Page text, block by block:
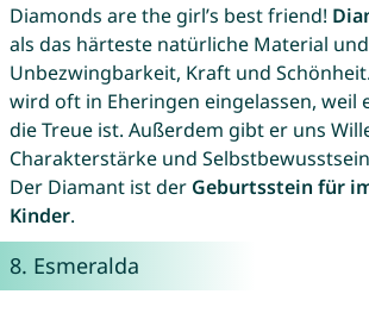
Diamonds are the girl’s best friend!
als das härteste natürliche Material
Unbezwingbarkeit, Kraft und
wird oft in Eheringen eingelassen, weil
die Treue ist. Außerdem gibt er uns
Charakterstärke und
Der Diamant ist der Geburtsstein für
Kinder.
8. Esmeralda